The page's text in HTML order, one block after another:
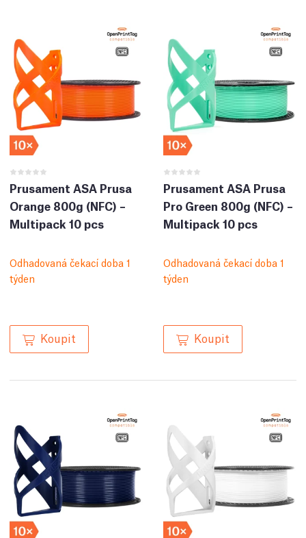
Prusament ASA Prusa
Orange 800g (NFC) –
Multipack 10 pcs
Odhadovaná čekací doba 1
týden
Koupit
Prusament ASA Prusa
Pro Green 800g (NFC) –
Multipack 10 pcs
Odhadovaná čekací doba 1
týden
Koupit